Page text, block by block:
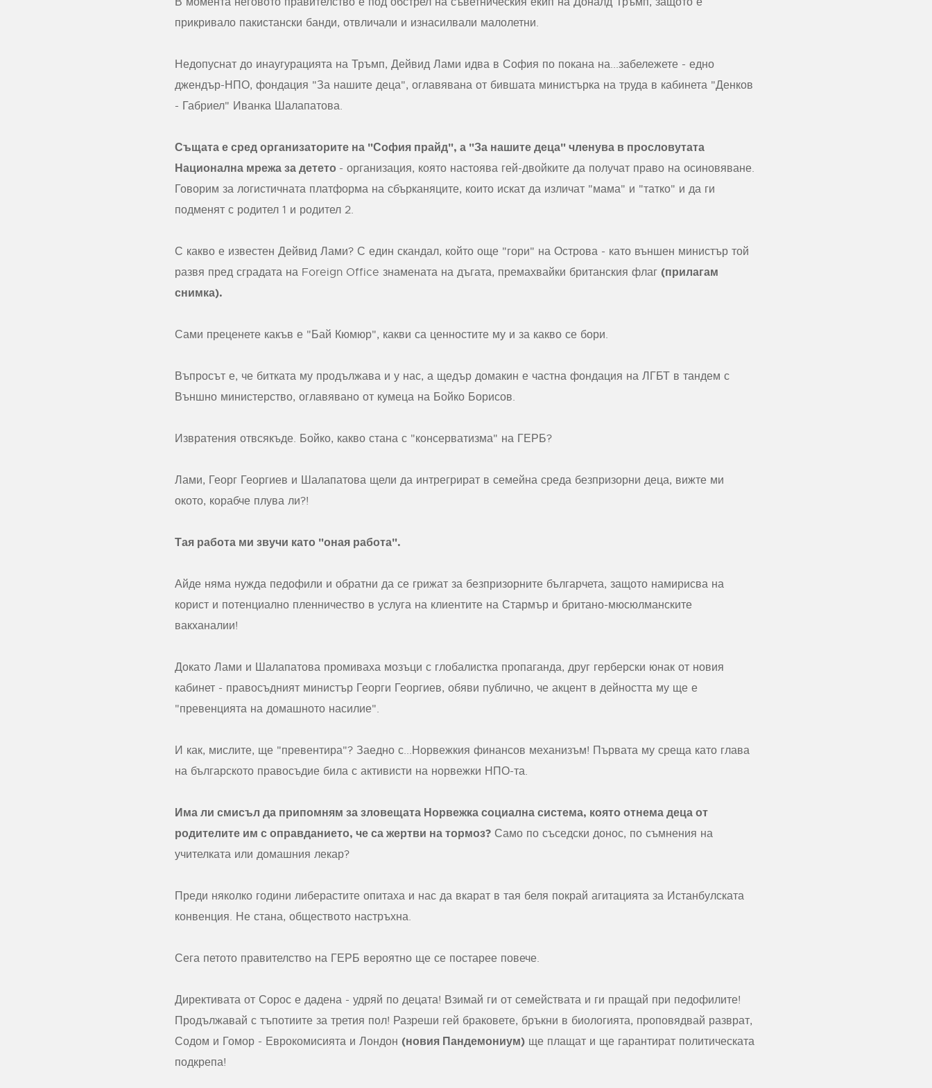
прикривало пакистански банди, отвличали и изнасилвали малолетни.
Недопуснат до инаугурацията на Тръмп, Дейвид Лами идва в София по покана на...забележете - едно
джендър-НПО, фондация "За нашите деца", оглавявана от бившата министърка на труда в кабинета "Денков
- Габриел" Иванка Шалапатова.
Същата е сред организаторите на "София прайд", а "За нашите деца" членува в прословутата
Национална мрежа за детето - организация, която настоява гей-двойките да получат право на осиновяване.
Говорим за логистичната платформа на сбърканяците, които искат да изличат "мама" и "татко" и да ги
подменят с родител 1 и родител 2.
С какво е известен Дейвид Лами? С един скандал, който още "гори" на Острова - като външен министър той
развя пред сградата на Foreign Office знамената на дъгата, премахвайки британския флаг (прилагам
снимка).
Сами преценете какъв е "Бай Кюмюр", какви са ценностите му и за какво се бори.
Въпросът е, че битката му продължава и у нас, а щедър домакин е частна фондация на ЛГБТ в тандем с
Външно министерство, оглавявано от кумеца на Бойко Борисов.
Извратения отвсякъде. Бойко, какво стана с "консерватизма" на ГЕРБ?
Лами, Георг Георгиев и Шалапатова щели да интрегрират в семейна среда безпризорни деца, вижте ми
окото, корабче плува ли?!
Тая работа ми звучи като "оная работа".
Айде няма нужда педофили и обратни да се грижат за безпризорните българчета, защото намирисва на
корист и потенциално пленничество в услуга на клиентите на Стармър и британо-мюсюлманските
вакханалии!
Докато Лами и Шалапатова промиваха мозъци с глобалистка пропаганда, друг герберски юнак от новия
кабинет - правосъдният министър Георги Георгиев, обяви публично, че акцент в дейността му ще е
"превенцията на домашното насилие".
И как, мислите, ще "превентира"? Заедно с...Норвежкия финансов механизъм! Първата му среща като глава
на българското правосъдие била с активисти на норвежки НПО-та.
Има ли смисъл да припомням за зловещата Норвежка социална система, която отнема деца от
родителите им с оправданието, че са жертви на тормоз? Само по съседски донос, по съмнения на
учителката или домашния лекар?
Преди няколко години либерастите опитаха и нас да вкарат в тая беля покрай агитацията за Истанбулската
конвенция. Не стана, обществото настръхна.
Сега петото правителство на ГЕРБ вероятно ще се постарее повече.
Директивата от Сорос е дадена - удряй по децата! Взимай ги от семействата и ги пращай при педофилите!
Продължавай с тъпотиите за третия пол! Разреши гей браковете, бръкни в биологията, проповядвай разврат,
Содом и Гомор - Еврокомисията и Лондон (новия Пандемониум) ще плащат и ще гарантират политическата
подкрепа!